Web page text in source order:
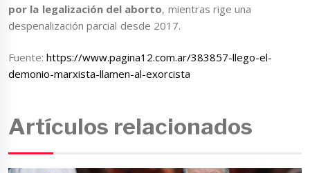
por la legalización del aborto, mientras rige una
despenalización parcial desde 2017.
Fuente:https://www.pagina12.com.ar/383857-llego-el-
demonio-marxista-llamen-al-exorcista
Artículos relacionados